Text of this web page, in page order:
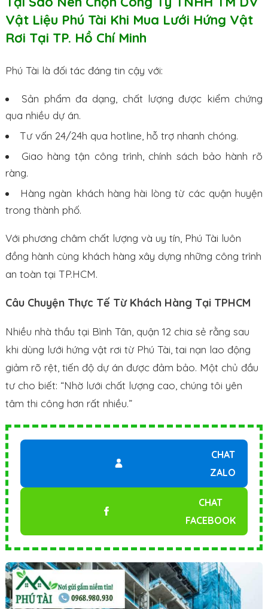
Vật Liệu Phú Tài Khi Mua Lưới Hứng Vật
Rơi Tại TP. Hồ Chí Minh
Phú Tài là đối tác đáng tin cậy với:
Sản phẩm đa dạng, chất lượng được kiểm chứng
qua nhiều dự án.
Tư vấn 24/24h qua hotline, hỗ trợ nhanh chóng.
Giao hàng tận công trình, chính sách bảo hành rõ
ràng.
Hàng ngàn khách hàng hài lòng từ các quận huyện
trong thành phố.
Với phương châm chất lượng và uy tín, Phú Tài luôn
đồng hành cùng khách hàng xây dựng những công trình
an toàn tại TP.HCM.
Câu Chuyện Thực Tế Từ Khách Hàng Tại TPHCM
Nhiều nhà thầu tại Bình Tân, quận 12 chia sẻ rằng sau
khi dùng lưới hứng vật rơi từ Phú Tài, tai nạn lao động
giảm rõ rệt, tiến độ dự án được đảm bảo. Một chủ đầu
tư cho biết: “Nhờ lưới chất lượng cao, chúng tôi yên
tâm thi công hơn rất nhiều.”
CHAT
ZALO
CHAT
FACEBOOK